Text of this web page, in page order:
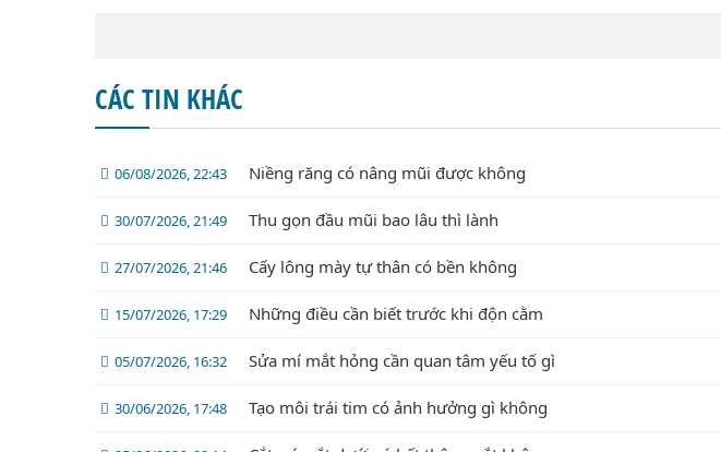
CÁC TIN KHÁC
06/08/2026, 22:43 Niềng răng có nâng mũi được không
30/07/2026, 21:49 Thu gọn đầu mũi bao lâu thì lành
27/07/2026, 21:46 Cấy lông mày tự thân có bền không
15/07/2026, 17:29 Những điều cần biết trước khi độn cằm
05/07/2026, 16:32 Sửa mí mắt hỏng cần quan tâm yếu tố gì
30/06/2026, 17:48 Tạo môi trái tim có ảnh hưởng gì không